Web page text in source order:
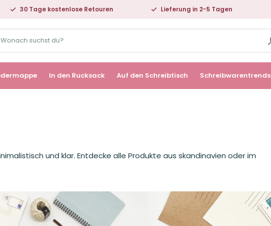
30 Tage kostenlose Retouren Lieferung in 2-5 Tagen
In den Rucksack Auf den Schreibtisch Schreibwarentrends
und klar. Entdecke alle Produkte aus skandinavien oder im